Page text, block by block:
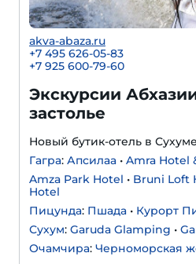
akva-abaza.ru
+7 495 626-05-83
+7 925 600-79-60
Экскурсии
застолье
Новый бутик-отель в Сухуме
Гагра: Апсилаа • Amra Hotel
Amza Park Hotel • Bruni Loft
Hotel
Пицунда: Пшада • Курорт
Сухум: Garuda Glamping •
Очамчира: Черноморская